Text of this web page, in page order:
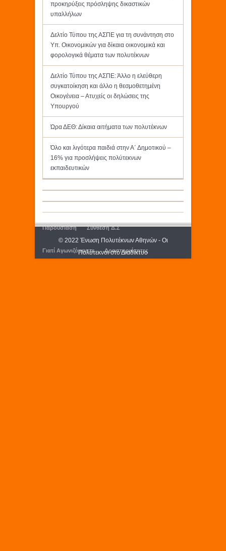
προκηρύξεις πρόσληψης δικαστικών
υπαλλήλων
Δελτίο Τύπου της ΑΣΠΕ για τη συνάντηση στο
Υπ. Οικονομικών για δίκαια οικονομικά και
φορολογικά θέματα των πολυτέκνων
Δελτίο Τύπου της ΑΣΠΕ: Άλλο η ελεύθερη
συγκατοίκηση και άλλο η θεσμοθετημένη
Οικογένεια – Ατυχείς οι δηλώσεις της
Υπουργού
Ώρα ΔΕΘ: Δίκαια αιτήματα των πολυτέκνων
Όλο και λιγότερα παιδιά στην Α΄ Δημοτικού –
16% για προσλήψεις πολύτεκνων
εκπαιδευτικών
Παρουσίαση Σύνθεση Δ.Σ
Γιατί Αγωνιζόμαστε Δραστηριότητες
© 2022 Ένωση Πολυτέκνων Αθηνών - Οι
Πολύτεκνοι στο Διαδίκτυο